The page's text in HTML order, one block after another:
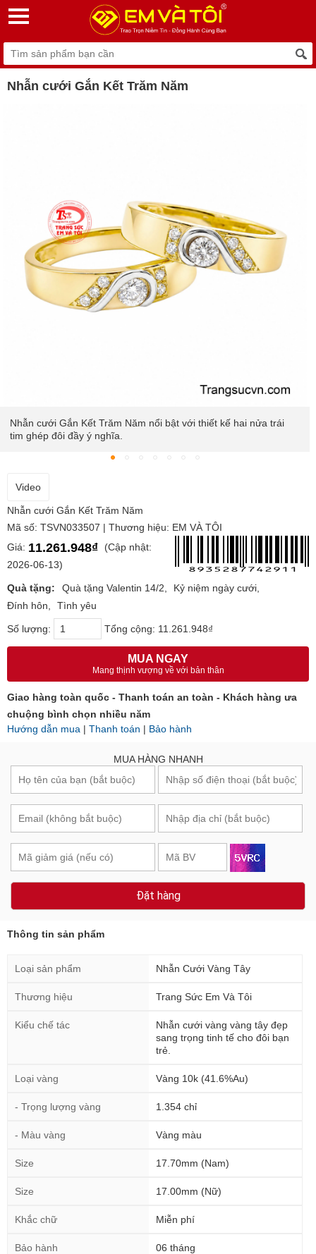
Nhẫn cưới Gắn Kết Trăm Năm
Nhẫn cưới Gắn Kết Trăm Năm nổi bật với thiết kế hai nửa trái
tim ghép đôi đầy ý nghĩa.
Video
Nhẫn cưới Gắn Kết Trăm Năm
Mã số: TSVN033507 | Thương hiệu: EM VÀ TÔI
Giá: 11.261.948₫
(Cập nhật:
2026-06-13)
Quà tặng: Quà tặng Valentin 14/2
Kỷ niệm ngày cưới
Đính hôn
Tình yêu
Số lượng: Tổng cộng: 11.261.948₫
MUA NGAY
Mang thịnh vượng về với bản thân
Giao hàng toàn quốc - Thanh toán an toàn - Khách hàng ưa
chuộng bình chọn nhiều năm
Hướng dẫn mua | Thanh toán | Bảo hành
MUA HÀNG NHANH
Đặt hàng
Thông tin sản phẩm
Loại sản phẩm Nhẫn Cưới Vàng Tây
Thương hiệu Trang Sức Em Và Tôi
Kiểu chế tác
Nhẫn cưới vàng vàng tây đẹp
sang trọng tinh tế cho đôi bạn
trẻ.
Loại vàng Vàng 10k (41.6%Au)
- Trọng lượng vàng 1.354 chỉ
- Màu vàng Vàng màu
Size 17.70mm (Nam)
Size 17.00mm (Nữ)
Khắc chữ Miễn phí
Bảo hành 06 tháng